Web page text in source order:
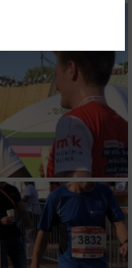
und in die